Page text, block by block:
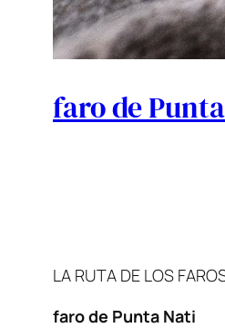
faro de
LA RUTA DE LOS
faro de Punta